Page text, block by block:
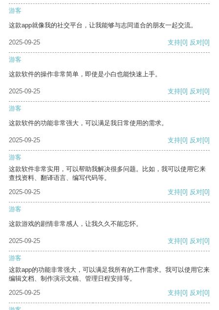
游客
这款app就像我的社交平台，让我能够与志同道合的朋友一起交流。
2025-09-25 支持[0] 反对[0]
游客
这款软件的操作非常简单，即使是小白也能快速上手。
2025-09-25 支持[0] 反对[0]
游客
这款软件的功能非常强大，可以满足我日常使用的需求。
2025-09-25 支持[0] 反对[0]
游客
这款软件非常实用，可以帮助我解决很多问题。比如，我可以使用它来
查找资料、翻译语言、编写代码等。
2025-09-25
支持[0] 反对[0]
游客
这款游戏的剧情非常感人，让我久久不能忘怀。
2025-09-25 支持[0] 反对[0]
游客
这款app的功能非常强大，可以满足我所有的工作需求。我可以使用它来
编辑文档、制作演示文稿、管理日程安排等。
2025-09-25
支持[0] 反对[0]